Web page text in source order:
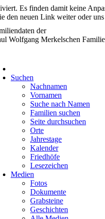
Es finden damit keine
den neuen Link weiter oder
der
Wolfgang Merkelschen
Suchen
Nachnamen
Vornamen
Suche nach Namen
Familien suchen
Seite durchsuchen
Orte
Jahrestage
Kalender
Friedhöfe
Lesezeichen
Medien
Fotos
Dokumente
Grabsteine
Geschichten